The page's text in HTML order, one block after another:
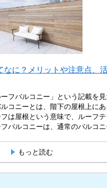
なに？メリットや注意点、
フバルコニー」という記載を
コニーとは、階下の屋根上にあ
は屋根という意味で、ルーフ
バルコニーは、通常のバルコニ
もっと読む